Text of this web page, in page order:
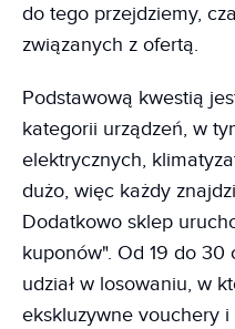
do tego przejdziemy,
związanych z ofertą.
Podstawową kwestią
kategorii urządzeń, w
elektrycznych,
dużo, więc każdy
Dodatkowo sklep
kuponów". Od 19 do 30
udział w losowaniu, w
ekskluzywne vouchery